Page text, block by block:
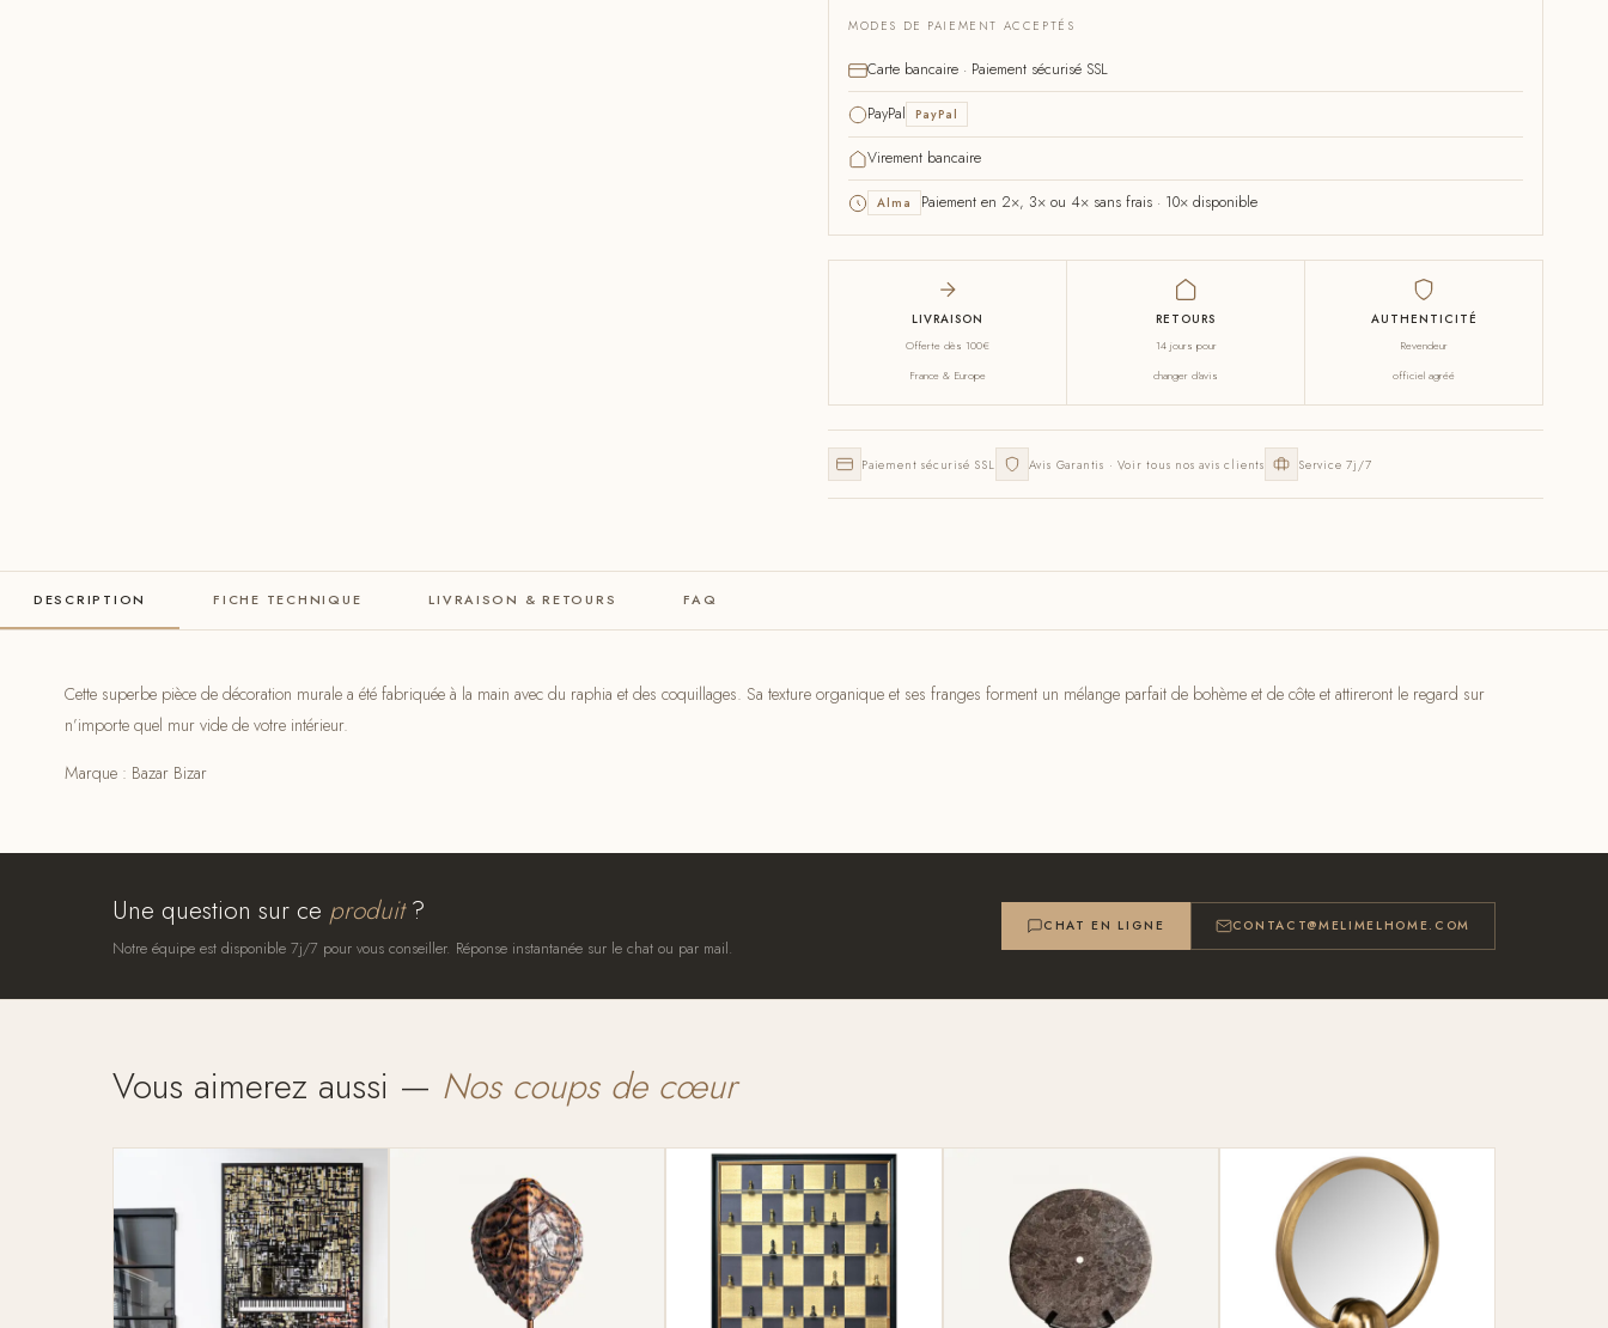
MODES DE PAIEMENT ACCEPTÉS
Carte bancaire · Paiement sécurisé SSL
PayPal PayPal
Virement bancaire
Alma Paiement en 2×, 3× ou 4× sans frais · 10× disponible
LIVRAISON
Offerte dès 100€
France & Europe
RETOURS
14 jours pour
changer d'avis
AUTHENTICITÉ
Revendeur
officiel agréé
Paiement sécurisé SSL Avis Garantis · Voir tous nos avis clients Service 7j/7
DESCRIPTION FICHE TECHNIQUE LIVRAISON & RETOURS FAQ
Cette superbe pièce de décoration murale a été fabriquée à la main avec du raphia et des coquillages. Sa texture organique et ses franges forment un mélange parfait de bohème et de côte et attireront le regard sur
n’importe quel mur vide de votre intérieur.
Marque : Bazar Bizar
Une question sur ce produit?
Notre équipe est disponible 7j/7 pour vous conseiller. Réponse instantanée sur le chat ou par mail.
CHAT EN LIGNE CONTACT@MELIMELHOME.COM
Vous aimerez aussi — Nos coups de cœur